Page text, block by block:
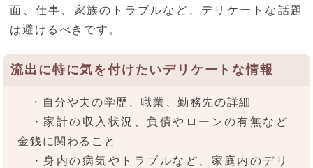
面、仕事、家族のトラブルなど、デリケートな話題
は避けるべきです。
流出に特に気を付けたいデリケートな情報
・自分や夫の学歴、職業、勤務先の詳細
・家計の収入状況、負債やローンの有無など
金銭に関わること
・身内の病気やトラブルなど、家庭内のデリ